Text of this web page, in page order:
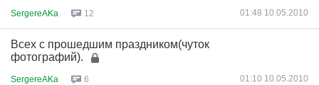
SergereAKa 12 01:48 10.05.2010
Всех с прошедшим праздником(чуток
фотографий).
SergereAKa 6 01:10 10.05.2010